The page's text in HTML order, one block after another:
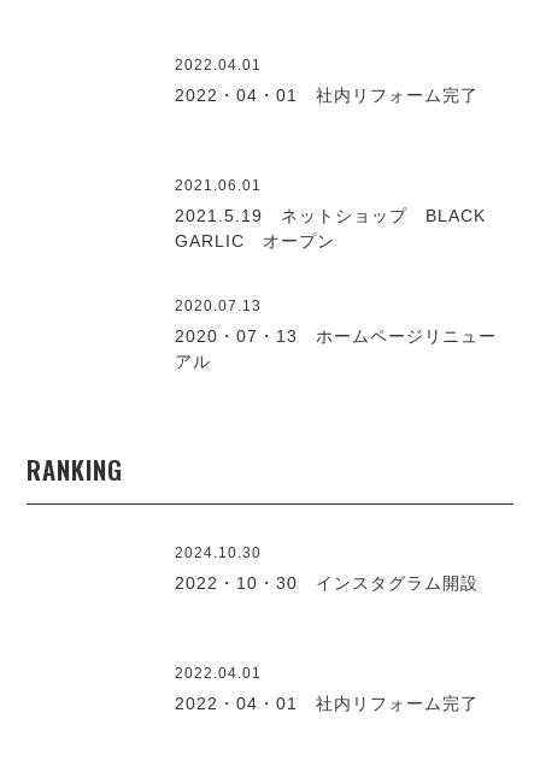
2022.04.01
2022・04・01 社内リフォーム完了
2021.06.01
2021.5.19 ネットショップ BLACK
GARLIC オープン
2020.07.13
2020・07・13 ホームページリニュー
アル
RANKING
2024.10.30
2022・10・30 インスタグラム開設
2022.04.01
2022・04・01 社内リフォーム完了